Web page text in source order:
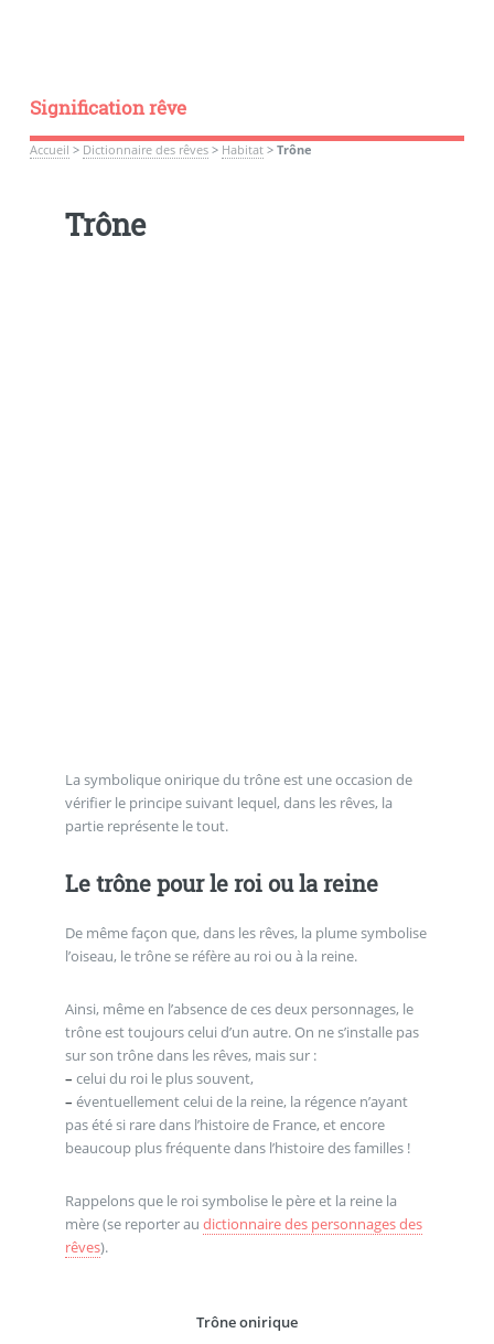
Signification rêve
Accueil > Dictionnaire des rêves> Habitat> Trône
Trône
La symbolique onirique du trône est une occasion de
vérifier le principe suivant lequel, dans les rêves, la
partie représente le tout.
Le trône pour le roi ou la reine
De même façon que, dans les rêves, la plume symbolise
l’oiseau, le trône se réfère au roi ou à la reine.
Ainsi, même en l’absence de ces deux personnages, le
trône est toujours celui d’un autre. On ne s’installe pas
sur son trône dans les rêves, mais sur :
– celui du roi le plus souvent,
– éventuellement celui de la reine, la régence n’ayant
pas été si rare dans l’histoire de France, et encore
beaucoup plus fréquente dans l’histoire des familles !
Rappelons que le roi symbolise le père et la reine la
mère (se reporter au dictionnaire des personnages des
rêves).
Trône onirique